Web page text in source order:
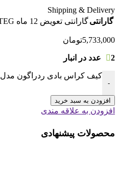
Shipping & Delivery
گارانتیگارانتی تعویض 12 ماه TEG
5,733,000تومان
2 عدد در انبار
-
کیف کراس بادی ردراگون مدل GB-125 عدد
افزودن به سبد خرید
افزودن به علاقه مندی
محصولات پیشنهادی